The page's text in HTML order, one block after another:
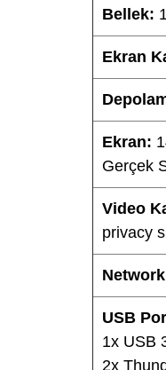
Bellek:
Ekran
Ekran:
Gerçek
Video
privacy
USB
1x USB
2x